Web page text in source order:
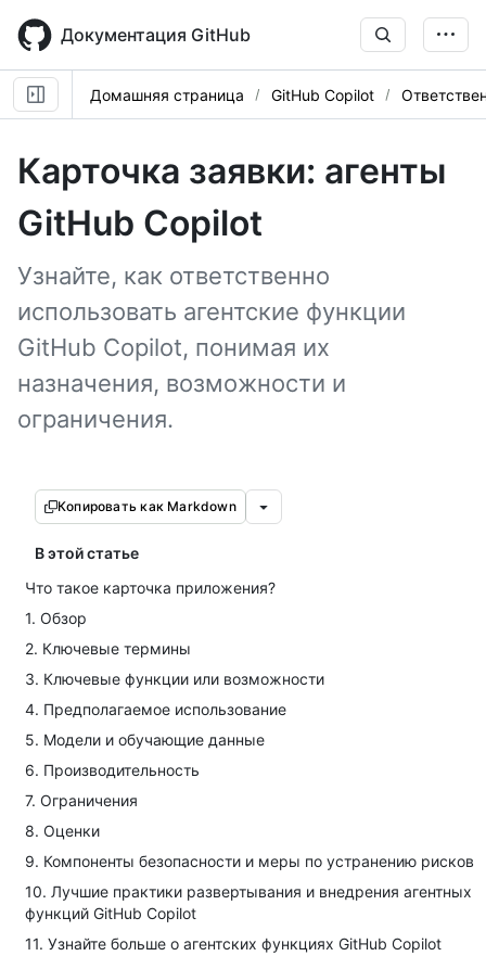
main
content
Документация GitHub
Домашняя страница GitHub Copilot
Карточка заявки: агенты
GitHub Copilot
Узнайте, как ответственно
использовать агентские функции
GitHub Copilot, понимая их
назначения, возможности и
ограничения.
Копировать как Markdown
В этой статье
Что такое карточка приложения?
1. Обзор
2. Ключевые термины
3. Ключевые функции или возможности
4. Предполагаемое использование
5. Модели и обучающие данные
6. Производительность
7. Ограничения
8. Оценки
9. Компоненты безопасности и меры по устранению рисков
10. Лучшие практики развертывания и внедрения агентных
функций GitHub Copilot
11. Узнайте больше о агентских функциях GitHub Copilot